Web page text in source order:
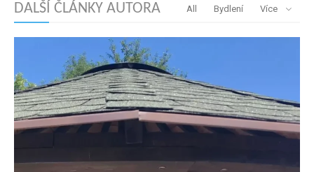
DALŠÍ ČLÁNKY AUTORA All Bydlení Více